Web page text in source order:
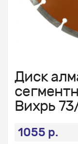
Диск
Вихрь
1055 р.